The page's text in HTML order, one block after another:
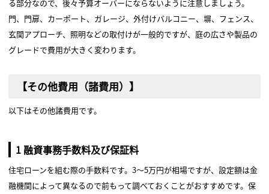
る部分なので、後々予算オーバーにならないように注意しましょう。
門、門扉、カーポート、ガレージ、外付けバルコニー、塀、フェンス、
玄関アプローチ、照明などの取付けが一般的ですが、庭の広さや製品の
グレードで費用が大きく変わります。
【その他費用（諸費用）】
以下はその他諸費用です。
1 融資事務手数料及び保証料
住宅ローンを組む際の手数料です。3～5万円が相場ですが、設定額は金
融機関によって異なるので前もって調べておくことがおすすめです。保